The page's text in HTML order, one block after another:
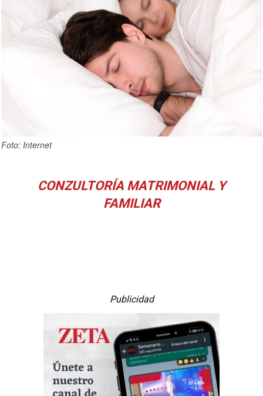
Foto: Internet
CONZULTORÍA MATRIMONIAL Y
FAMILIAR
Publicidad